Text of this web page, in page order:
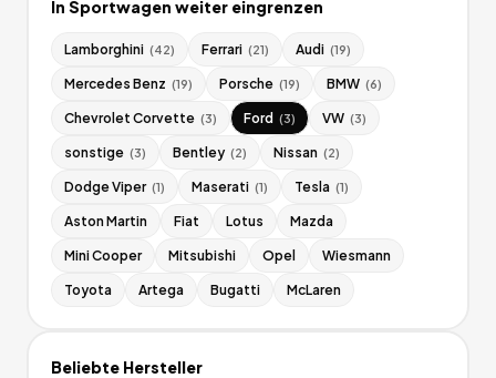
In Sportwagen weiter eingrenzen
Lamborghini (42) Ferrari (21) Audi (19)
Mercedes Benz (19) Porsche (19) BMW (6)
Chevrolet Corvette (3) Ford (3) VW (3)
sonstige (3) Bentley (2) Nissan (2)
Dodge Viper (1) Maserati (1) Tesla (1)
Aston Martin Fiat Lotus Mazda
Mini Cooper Mitsubishi Opel Wiesmann
Toyota Artega Bugatti McLaren
Beliebte Hersteller